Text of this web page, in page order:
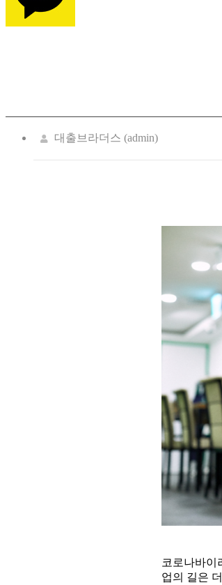
대출브라더스 (admin)
코로나바이
업의 길은